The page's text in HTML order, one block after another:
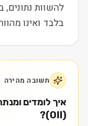
להשוות נתונים,
בלבד ואינו
תשובה מהירה
איך לומדים
(OII)?